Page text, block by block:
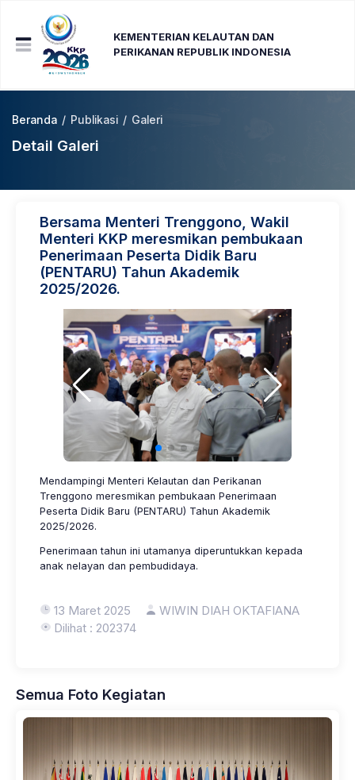
KEMENTERIAN KELAUTAN DAN
PERIKANAN REPUBLIK INDONESIA
Beranda / Publikasi / Galeri
Detail Galeri
Bersama Menteri Trenggono, Wakil
Menteri KKP meresmikan pembukaan
Penerimaan Peserta Didik Baru
(PENTARU) Tahun Akademik
2025/2026.
Mendampingi Menteri Kelautan dan Perikanan
Trenggono meresmikan pembukaan Penerimaan
Peserta Didik Baru (PENTARU) Tahun Akademik
2025/2026.
Penerimaan tahun ini utamanya diperuntukkan kepada
anak nelayan dan pembudidaya.
13 Maret 2025
WIWIN DIAH OKTAFIANA
Dilihat : 202374
Semua Foto Kegiatan